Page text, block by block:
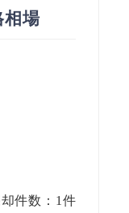
相場
件数：1件